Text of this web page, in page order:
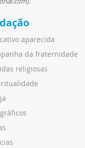
aparecida
da fraternidade
religiosas